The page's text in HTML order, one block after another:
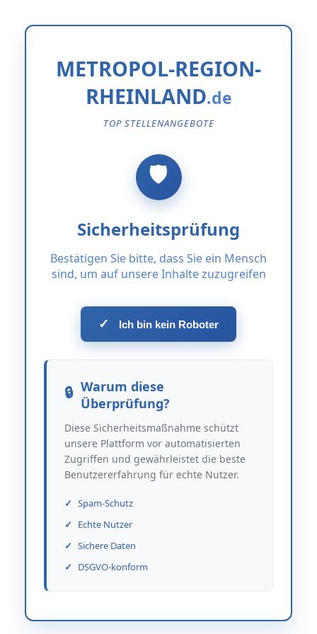
METROPOL-REGION-
RHEINLAND
TOP STELLENANGEBOTE
Sicherheitsprüfung
Bestätigen Sie bitte, dass Sie ein Mensch
sind, um auf unsere Inhalte zuzugreifen
✓ Ich bin kein Roboter
Warum diese
Überprüfung?
Diese Sicherheitsmaßnahme schützt
unsere Plattform vor automatisierten
Zugriffen und gewährleistet die beste
Benutzererfahrung für echte Nutzer.
Spam-Schutz
Echte Nutzer
Sichere Daten
DSGVO-konform